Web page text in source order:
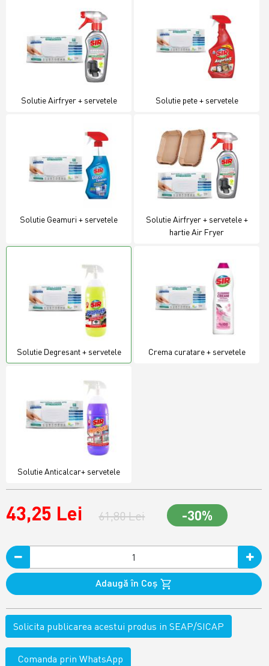
Solutie Airfryer + servetele Solutie pete + servetele
Solutie Geamuri + servetele
Solutie Airfryer + servetele +
hartie Air Fryer
Solutie Degresant + servetele Crema curatare + servetele
Solutie Anticalcar+ servetele
43,25 Lei 61,80 Lei -30%
Adaugă în Coş
Solicita publicarea acestui produs in SEAP/SICAP
Comanda prin WhatsApp